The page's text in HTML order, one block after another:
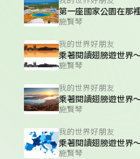
第一座國家公園在那
施賢琴
我的世界好朋友
乘著閱讀翅膀遊世界
施賢琴
我的世界好朋友
施賢琴
我的世界好朋友
施賢琴